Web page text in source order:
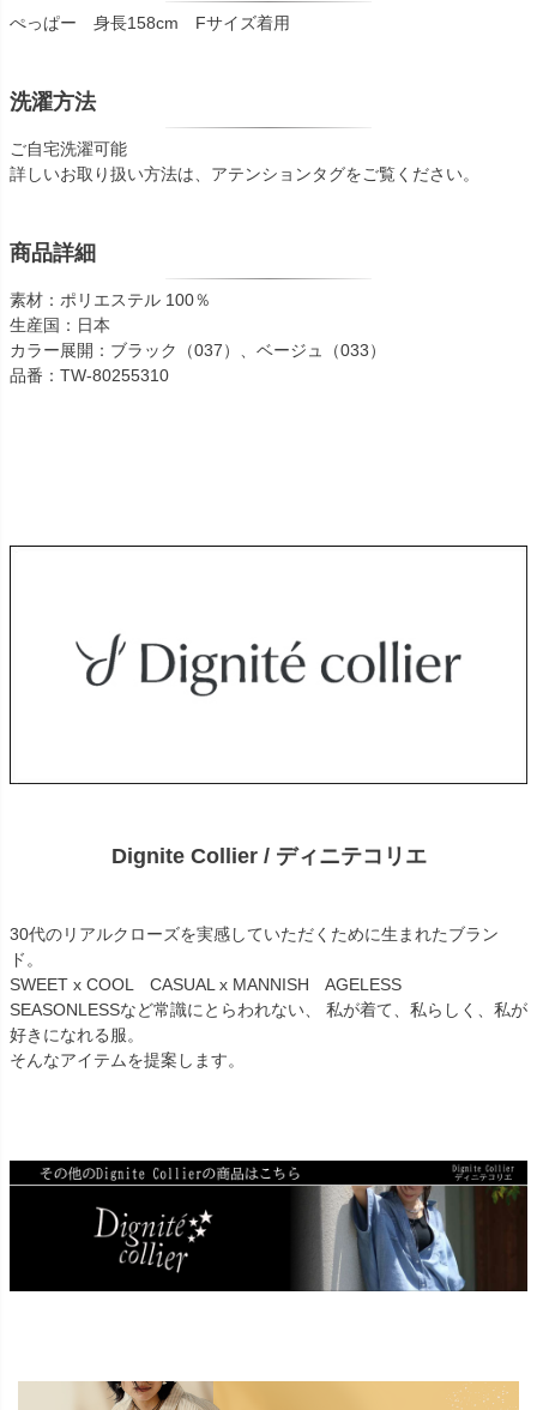
ぺっぱー 身長158cm Fサイズ着用
洗濯方法
ご自宅洗濯可能
詳しいお取り扱い方法は、アテンションタグをご覧ください。
商品詳細
素材：ポリエステル 100％
生産国：日本
カラー展開：ブラック（037）、ベージュ（033）
品番：TW-80255310
Dignite Collier / ディニテコリエ
30代のリアルクローズを実感していただくために生まれたブラン
ド。
SWEET x COOL CASUAL x MANNISH AGELESS
SEASONLESSなど常識にとらわれない、 私が着て、私らしく、私が
好きになれる服。
そんなアイテムを提案します。